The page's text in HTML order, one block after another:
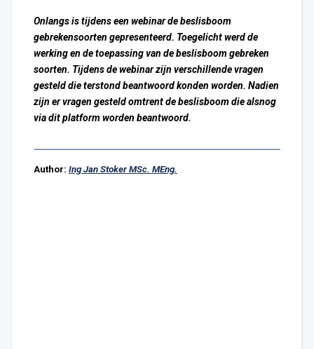
Onlangs is tijdens een webinar de beslisboom
gebrekensoorten gepresenteerd. Toegelicht werd de
werking en de toepassing van de beslisboom gebreken
soorten. Tijdens de webinar zijn verschillende vragen
gesteld die terstond beantwoord konden worden. Nadien
zijn er vragen gesteld omtrent de beslisboom die alsnog
via dit platform worden beantwoord.
Author: Ing Jan Stoker MSc. MEng.